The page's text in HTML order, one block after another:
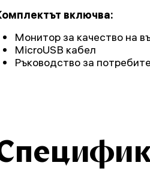
включва:
Монитор за качество на
MicroUSB кабел
Ръководство за